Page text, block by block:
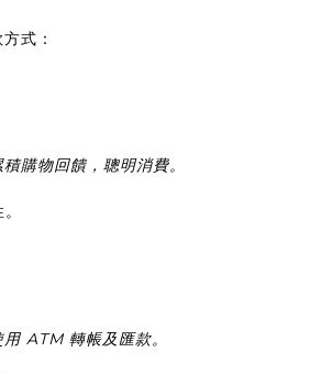
式：
購物回饋，聰明消費。
ATM 轉帳及匯款。